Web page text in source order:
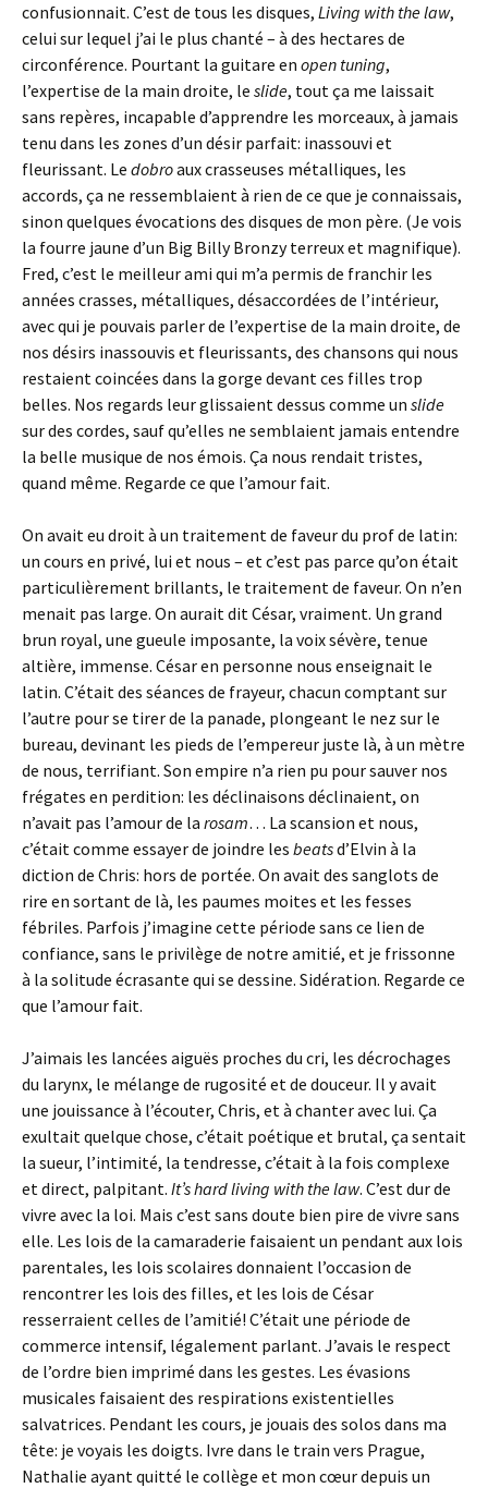
confusionnait. C’est de tous les disques, Living with the law,
celui sur lequel j’ai le plus chanté – à des hectares de
circonférence. Pourtant la guitare en open tuning,
l’expertise de la main droite, le slide, tout ça me laissait
sans repères, incapable d’apprendre les morceaux, à jamais
tenu dans les zones d’un désir parfait: inassouvi et
fleurissant. Le dobroaux crasseuses métalliques, les
accords, ça ne ressemblaient à rien de ce que je connaissais,
sinon quelques évocations des disques de mon père. (Je vois
la fourre jaune d’un Big Billy Bronzy terreux et magnifique).
Fred, c’est le meilleur ami qui m’a permis de franchir les
années crasses, métalliques, désaccordées de l’intérieur,
avec qui je pouvais parler de l’expertise de la main droite, de
nos désirs inassouvis et fleurissants, des chansons qui nous
restaient coincées dans la gorge devant ces filles trop
belles. Nos regards leur glissaient dessus comme un slide
sur des cordes, sauf qu’elles ne semblaient jamais entendre
la belle musique de nos émois. Ça nous rendait tristes,
quand même. Regarde ce que l’amour fait.
On avait eu droit à un traitement de faveur du prof de latin:
un cours en privé, lui et nous – et c’est pas parce qu’on était
particulièrement brillants, le traitement de faveur. On n’en
menait pas large. On aurait dit César, vraiment. Un grand
brun royal, une gueule imposante, la voix sévère, tenue
altière, immense. César en personne nous enseignait le
latin. C’était des séances de frayeur, chacun comptant sur
l’autre pour se tirer de la panade, plongeant le nez sur le
bureau, devinant les pieds de l’empereur juste là, à un mètre
de nous, terrifiant. Son empire n’a rien pu pour sauver nos
frégates en perdition: les déclinaisons déclinaient, on
n’avait pas l’amour de la rosam… La scansion et nous,
c’était comme essayer de joindre les beatsd’Elvin à la
diction de Chris: hors de portée. On avait des sanglots de
rire en sortant de là, les paumes moites et les fesses
fébriles. Parfois j’imagine cette période sans ce lien de
confiance, sans le privilège de notre amitié, et je frissonne
à la solitude écrasante qui se dessine. Sidération. Regarde ce
que l’amour fait.
J’aimais les lancées aiguës proches du cri, les décrochages
du larynx, le mélange de rugosité et de douceur. Il y avait
une jouissance à l’écouter, Chris, et à chanter avec lui. Ça
exultait quelque chose, c’était poétique et brutal, ça sentait
la sueur, l’intimité, la tendresse, c’était à la fois complexe
et direct, palpitant. It’s hard living with the law. C’est dur de
vivre avec la loi. Mais c’est sans doute bien pire de vivre sans
elle. Les lois de la camaraderie faisaient un pendant aux lois
parentales, les lois scolaires donnaient l’occasion de
rencontrer les lois des filles, et les lois de César
resserraient celles de l’amitié! C’était une période de
commerce intensif, légalement parlant. J’avais le respect
de l’ordre bien imprimé dans les gestes. Les évasions
musicales faisaient des respirations existentielles
salvatrices. Pendant les cours, je jouais des solos dans ma
tête: je voyais les doigts. Ivre dans le train vers Prague,
Nathalie ayant quitté le collège et mon cœur depuis un